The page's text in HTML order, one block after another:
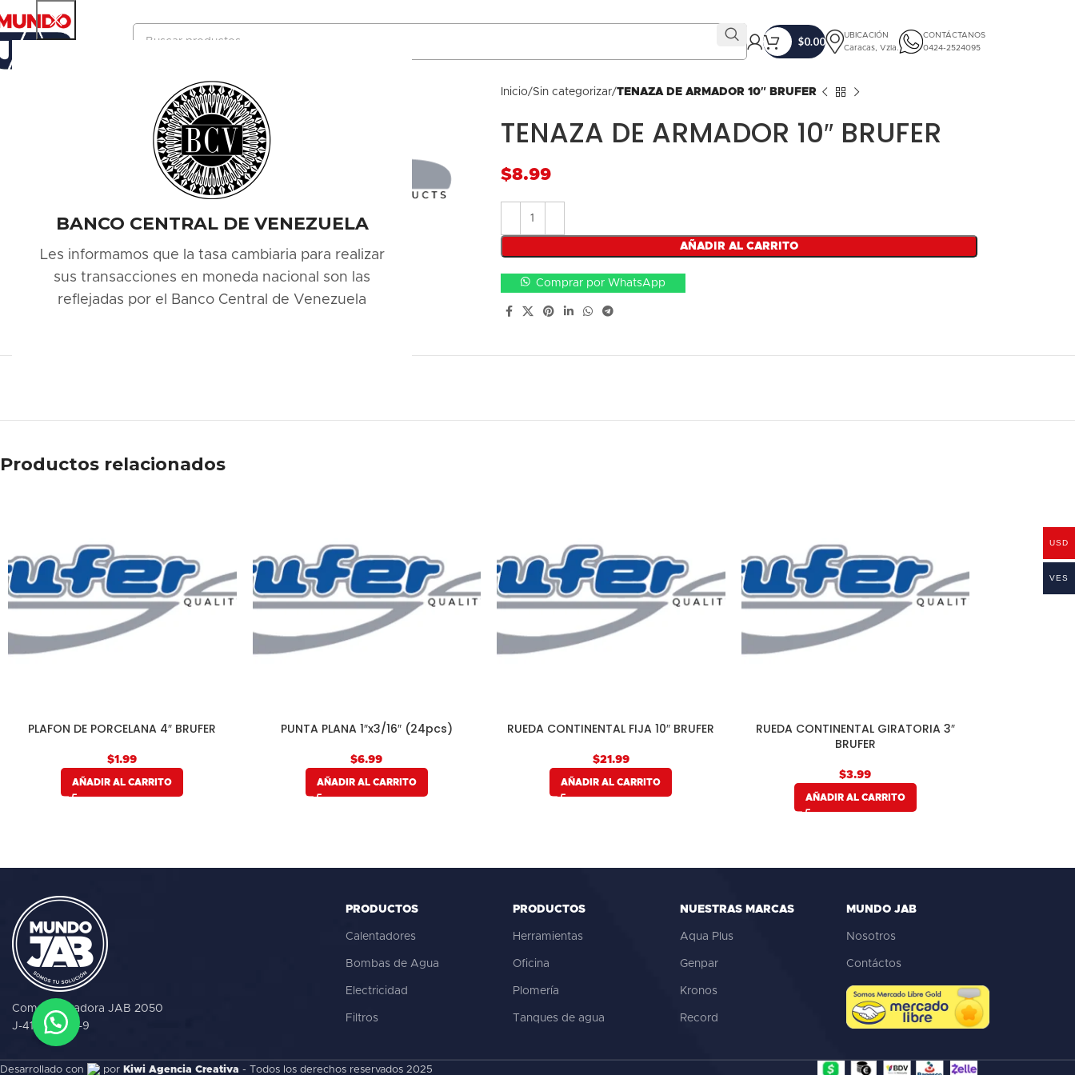
BANCO CENTRAL DE VENEZUELA
Les informamos que la tasa cambiaria para realizar
sus transacciones en moneda nacional son las
reflejadas por el Banco Central de Venezuela
$0.00
UBICACIÓN
Caracas, Vzla.
CONTÁCTANOS
0424-2524095
Inicio Sin categorizar TENAZA DE ARMADOR 10″ BRUFER
TENAZA DE ARMADOR 10″ BRUFER
$
AÑADIR AL CARRITO
Comprar por WhatsApp
Productos relacionados
PLAFON DE PORCELANA 4″ BRUFER
$
AÑADIR AL CARRITO
PUNTA PLANA 1″x3/16″ (24pcs)
$
AÑADIR AL CARRITO
RUEDA CONTINENTAL FIJA 10″ BRUFER
$
AÑADIR AL CARRITO
RUEDA CONTINENTAL GIRATORIA 3″
BRUFER
$
AÑADIR AL CARRITO
Comercializadora JAB 2050
J-41006944-9
PRODUCTOS
Calentadores
Bombas de Agua
Electricidad
Filtros
PRODUCTOS
Herramientas
Oficina
Plomería
Tanques de agua
NUESTRAS MARCAS
Aqua Plus
Genpar
Kronos
Record
MUNDO JAB
Nosotros
Contáctos
Desarrollado con por Kiwi Agencia Creativa - Todos los derechos reservados 2025
USD
VES